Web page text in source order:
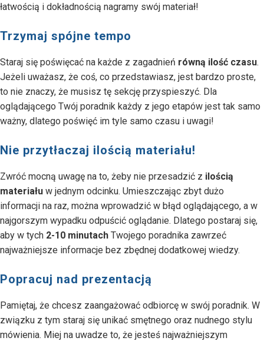
łatwością i dokładnością nagramy swój materiał!
Trzymaj spójne tempo
Staraj się poświęcać na każde z zagadnień równą ilość czasu.
Jeżeli uważasz, że coś, co przedstawiasz, jest bardzo proste,
to nie znaczy, że musisz tę sekcję przyspieszyć. Dla
oglądającego Twój poradnik każdy z jego etapów jest tak samo
ważny, dlatego poświęć im tyle samo czasu i uwagi!
Nie przytłaczaj ilością materiału!
Zwróć mocną uwagę na to, żeby nie przesadzić z ilością
materiału w jednym odcinku. Umieszczając zbyt dużo
informacji na raz, można wprowadzić w błąd oglądającego, a w
najgorszym wypadku odpuścić oglądanie. Dlatego postaraj się,
aby w tych 2-10 minutach Twojego poradnika zawrzeć
najważniejsze informacje bez zbędnej dodatkowej wiedzy.
Popracuj nad prezentacją
Pamiętaj, że chcesz zaangażować odbiorcę w swój poradnik. W
związku z tym staraj się unikać smętnego oraz nudnego stylu
mówienia. Miej na uwadze to, że jesteś najważniejszym